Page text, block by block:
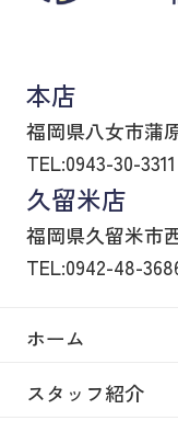
本店
福岡県八女市蒲
TEL:0943-30-3311
久留米店
福岡県久留米市
TEL:0942-48-
ホーム
スタッフ紹介